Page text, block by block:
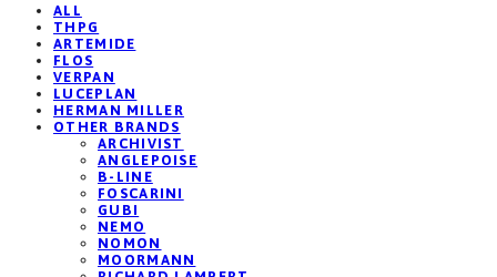
ALL
THPG
ARTEMIDE
FLOS
VERPAN
LUCEPLAN
HERMAN MILLER
OTHER BRANDS
ARCHIVIST
ANGLEPOISE
B-LINE
FOSCARINI
GUBI
NEMO
NOMON
MOORMANN